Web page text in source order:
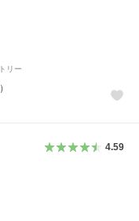
リー
4.59